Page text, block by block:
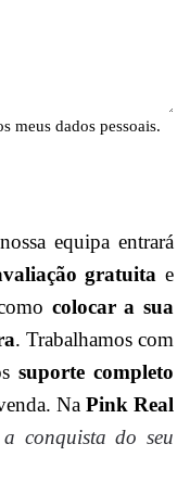
meus dados pessoais.
equipa entrará
gratuita e
colocar a sua
. Trabalhamos com
suporte completo
Na Pink Real
conquista do seu